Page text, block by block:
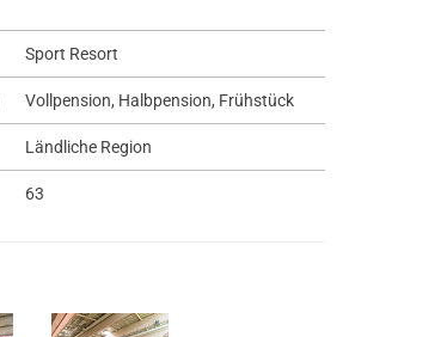
Sport Resort
Vollpension, Halbpension, Frühstück
Ländliche Region
63